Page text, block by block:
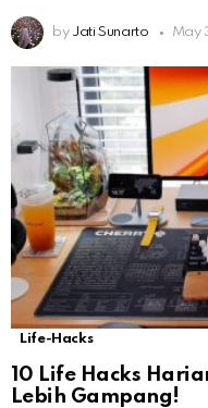
by Jati Sunarto May
Life-Hacks
10 Life Hacks
Lebih Gampang!